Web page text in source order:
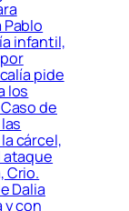
infantil,
pide
los
de
cárcel,
ataque
Crio.
Dalia
y con